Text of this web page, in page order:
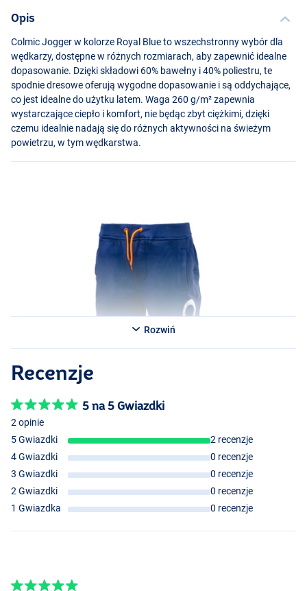
Opis
Colmic Jogger w kolorze Royal Blue to wszechstronny wybór dla
wędkarzy, dostępne w różnych rozmiarach, aby zapewnić idealne
dopasowanie. Dzięki składowi 60% bawełny i 40% poliestru, te
spodnie dresowe oferują wygodne dopasowanie i są oddychające,
co jest idealne do użytku latem. Waga 260 g/m² zapewnia
wystarczające ciepło i komfort, nie będąc zbyt ciężkimi, dzięki
czemu idealnie nadają się do różnych aktywności na świeżym
powietrzu, w tym wędkarstwa.
Rozwiń
Recenzje
5 na 5 Gwiazdki
2 opinie
5 Gwiazdki
2 recenzje
4 Gwiazdki
0 recenzje
3 Gwiazdki
0 recenzje
2 Gwiazdki
0 recenzje
1 Gwiazdka
0 recenzje